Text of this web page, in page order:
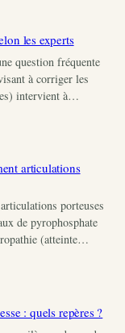
les experts
question fréquente
à corriger les
intervient à…
articulations
porteuses
de pyrophosphate
(atteinte…
: quels repères ?